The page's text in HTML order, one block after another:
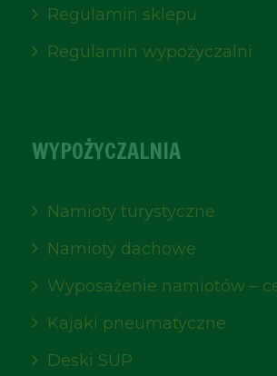
Regulamin sklepu
Regulamin wypożyczalni
WYPOŻYCZALNIA
Namioty turystyczne
Namioty dachowe
Wyposażenie namiotów –
Kajaki pneumatyczne
Deski SUP